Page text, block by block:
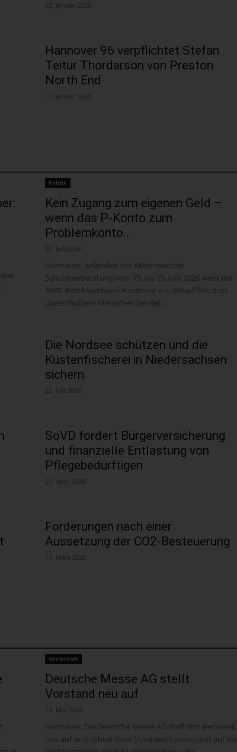
22. Januar 2026
Hannover 96 verpflichtet Stefan
Teitur Thordarson von Preston
North End
12. Januar 2026
Politik
Kein Zugang zum eigenen Geld –
wenn das P-Konto zum
Problemkonto...
23. Juli 2026
Hannover. Anlässlich der Aktionswoche
Schuldnerberatung vom 15. bis 19. Juni 2026 weist der
AWO Bezirksverband Hannover e.V. darauf hin, dass
überschuldete Menschen bei der...
Die Nordsee schützen und die
Küstenfischerei in Niedersachsen
sichern
22. Juli 2026
SoVD fordert Bürgerversicherung
und finanzielle Entlastung von
Pflegebedürftigen
23. April 2026
Forderungen nach einer
Aussetzung der CO2-Besteuerung
13. März 2026
Wirtschaft
Deutsche Messe AG stellt
Vorstand neu auf
14. Mai 2026
Hannover. Die Deutsche Messe AG stellt sich personell
neu auf und richtet ihren Vorstand konsequent auf die